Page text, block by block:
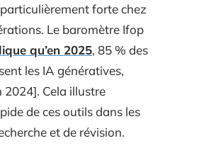
forte chez
Le baromètre Ifop
qu’en 2025, 85 % des
les IA génératives,
2024]. Cela illustre
de ces outils dans les
et de révision.